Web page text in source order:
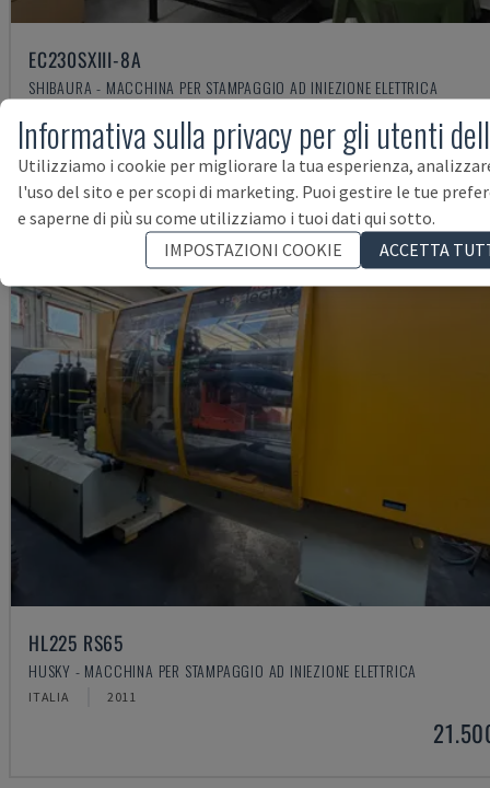
EC230SXIII-8A
SHIBAURA - MACCHINA PER STAMPAGGIO AD INIEZIONE ELETTRICA
HL225 RS65
HUSKY - MACCHINA PER STAMPAGGIO AD INIEZIONE ELETTRICA
ITALIA 2011
Informativa sulla privacy per gli utenti
Utilizziamo i cookie per migliorare la tua esperienza,
l'uso del sito e per scopi di marketing. Puoi gestire le tue
e saperne di più su come utilizziamo i tuoi dati qui sotto.
IMPOSTAZIONI COOKIE
ACCETTA